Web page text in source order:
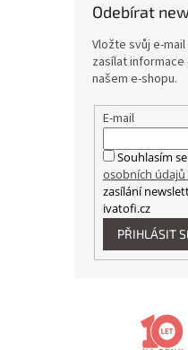
Odebírat
Vložte svůj e-
zasílat
našem e-shopu.
E-mail
Souhlasím se
osobních údajů
zasílání
ivatofi.cz
PŘIHLÁSIT